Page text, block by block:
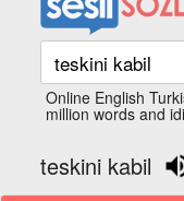
Online English
million words and
teskini kabil